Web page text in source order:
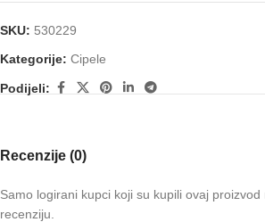
SKU: 530229
Kategorije: Cipele
Podijeli:
Recenzije (0)
Samo logirani kupci koji su kupili ovaj
recenziju.